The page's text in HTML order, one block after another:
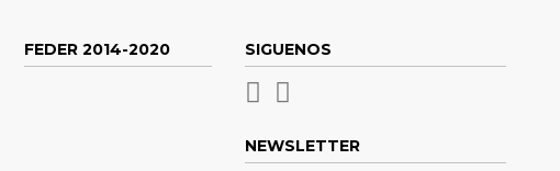
FEDER 2014-2020 SIGUENOS
NEWSLETTER